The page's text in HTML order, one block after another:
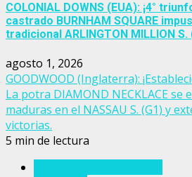
COLONIAL DOWNS (EUA): ¡4°
castrado BURNHAM SQUARE
tradicional ARLINGTON MILLION S.
agosto 1, 2026
GOODWOOD (Inglaterra):
La potra DIAMOND NECKLACE se
maduras en el NASSAU S. (G1) y
victorias.
5 min de lectura